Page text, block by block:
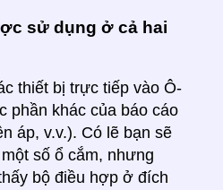
sử dụng ở cả hai
thiết bị trực tiếp vào Ô-
phần khác của báo cáo
áp, v.v.). Có lẽ bạn sẽ
số ổ cắm, nhưng
bộ điều hợp ở đích